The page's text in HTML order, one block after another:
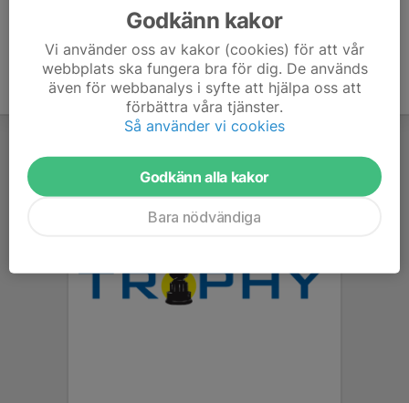
Godkänn kakor
Vi använder oss av kakor (cookies) för att vår
webbplats ska fungera bra för dig. De används
även för webbanalys i syfte att hjälpa oss att
förbättra våra tjänster.
Så använder vi cookies
Godkänn alla kakor
Bara nödvändiga